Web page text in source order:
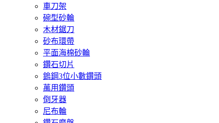
車刀架
碗型砂輪
木材鋸刀
砂布環帶
平面海棉砂輪
鑽石切片
鎢鋼3位小數鑽頭
萬用鑽頭
倒牙器
尼布輪